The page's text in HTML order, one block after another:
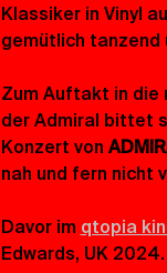
Klassiker in Vinyl
gemütlich tanzend
Zum Auftakt in die
der Admiral bittet
Konzert von
nah und fern nicht
Davor im qtopia
Edwards, UK 2024.